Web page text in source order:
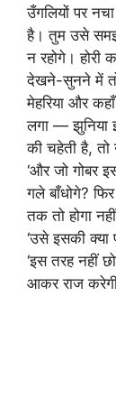
उँगलियों पर
है। तुम उसे
न रहोगे।
देखने-सुनने में
मेहरिया और
लगा — झुनिया
की चहेती है,
‘और जो गोबर
गले बाँधोगे?
तक तो होगा
‘उसे इसकी क्या
‘इस तरह नहीं
आकर राज